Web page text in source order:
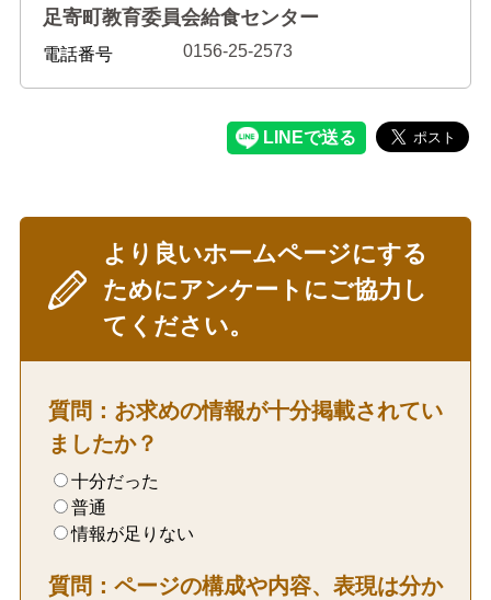
足寄町教育委員会給食センター
電話番号 0156-25-2573
より良いホームページにする
ためにアンケートにご協力し
てください。
質問：お求めの情報が十分掲載されてい
ましたか？
十分だった
普通
情報が足りない
質問：ページの構成や内容、表現は分か